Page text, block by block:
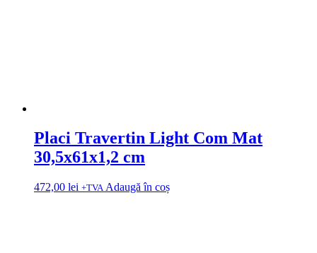
Placi Travertin Light Com Mat
30,5x61x1,2 cm
472,00 lei +TVA Adaugă în coș